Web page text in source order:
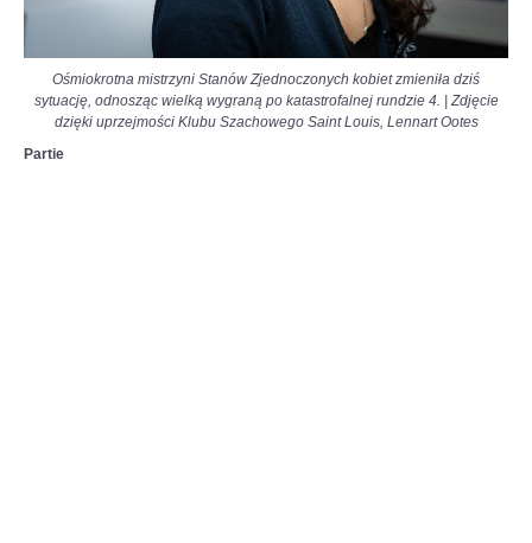
Ośmiokrotna mistrzyni Stanów Zjednoczonych kobiet zmieniła dziś
sytuację, odnosząc wielką wygraną po katastrofalnej rundzie 4. | Zdjęcie
dzięki uprzejmości Klubu Szachowego Saint Louis, Lennart Ootes
Partie